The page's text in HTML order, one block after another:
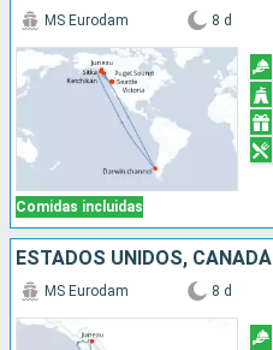
Comidas incluidas
MS Eurodam 8 d
ESTADOS UNIDOS, CANADÁ
MS Eurodam 8 d